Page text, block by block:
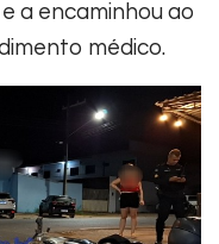
a encaminhou ao
médico.